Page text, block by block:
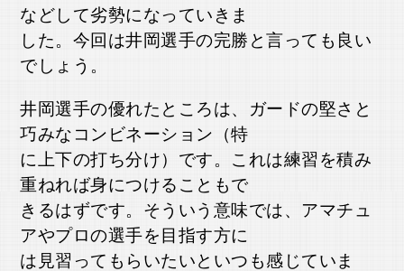
などして劣勢になっていきま
した。今回は井岡選手の完勝と言っても良い
でしょう。
井岡選手の優れたところは、ガードの堅さと
巧みなコンビネーション（特
に上下の打ち分け）です。これは練習を積み
重ねれば身につけることもで
きるはずです。そういう意味では、アマチュ
アやプロの選手を目指す方に
は見習ってもらいたいといつも感じていま